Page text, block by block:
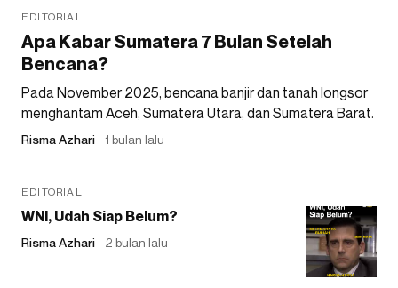
EDITORIAL
Apa Kabar Sumatera 7 Bulan Setelah
Bencana?
Pada November 2025, bencana banjir dan tanah longsor
menghantam Aceh, Sumatera Utara, dan Sumatera Barat.
Risma Azhari 1 bulan lalu
EDITORIAL
WNI, Udah Siap Belum?
Risma Azhari 2 bulan lalu